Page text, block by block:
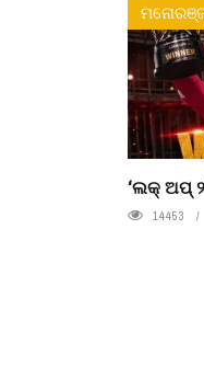
‘ଲକ୍ ଅପ୍
14453